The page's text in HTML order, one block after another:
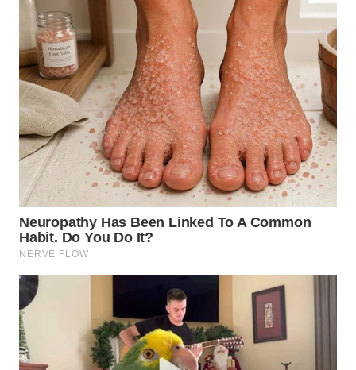
WN
NIAS
WN
LANGKAT
WN
TAPANULI
SELATAN
WN
TANJUNG
LESUNG
WN
KARO
SIMALUNGUN